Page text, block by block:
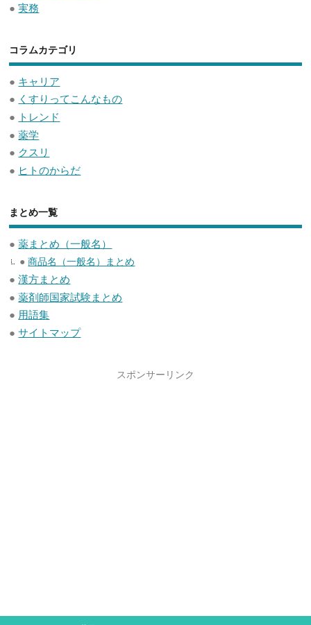
●実務
コラムカテゴリ
● キャリア
● くすりってこんなもの
● トレンド
●薬学
● クスリ
● ヒトのからだ
まとめ一覧
●薬まとめ（一般名）
●商品名（一般名）まとめ
●漢方まとめ
●薬剤師国家試験まとめ
● 用語集
●サイトマップ
スポンサーリンク